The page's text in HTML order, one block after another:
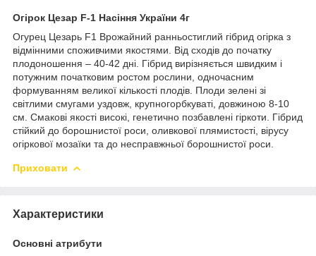
Огірок Цезар F-1 Насіння України 4г
Огурец Цезарь F1 Врожайний ранньостиглий гібрид огірка з
відмінними споживчими якостями. Від сходів до початку
плодоношення – 40-42 дні. Гібрид вирізняється швидким і
потужним початковим ростом рослини, одночасним
формуванням великої кількості плодів. Плоди зелені зі
світлими смугами уздовж, крупногорбкуваті, довжиною 8-10
см. Смакові якості високі, генетично позбавлені гіркоти. Гібрид
стійкий до борошнистої роси, оливкової плямистості, вірусу
огіркової мозаїки та до несправжньої борошнистої роси.
Приховати
Характеристики
Основні атрибути